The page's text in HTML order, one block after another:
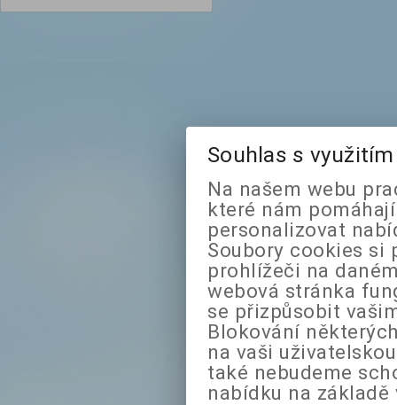
Souhlas s
Na našem webu
které nám
personalizovat
Soubory cookies si
prohlížeči na
webová stránka
se přizpůsobit
Blokování
na vaši
také nebudeme
nabídku na